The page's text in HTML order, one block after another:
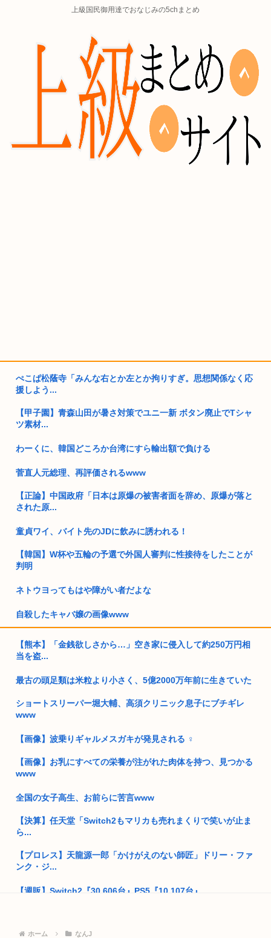
上級国民御用達でおなじみの5chまとめ
ぺこぱ松蔭寺「みんな右とか左とか拘りすぎ。思想関係なく応
援しよう...
【甲子園】青森山田が暑さ対策でユニ一新 ボタン廃止でTシャ
ツ素材...
わーくに、韓国どころか台湾にすら輸出額で負ける
菅直人元総理、再評価されるwww
【正論】中国政府「日本は原爆の被害者面を辞め、原爆が落と
された原...
童貞ワイ、バイト先のJDに飲みに誘われる！
【韓国】W杯や五輪の予選で外国人審判に性接待をしたことが
判明
ネトウヨってもはや障がい者だよな
自殺したキャバ嬢の画像www
も介入は...
「ふ~ん...
れていた
トランプ「結局のところ(次期大統領選で)私たちはJ.D.(バン
ス...
まんさん「20歳でアルファード一括で買える私素敵！」
原爆投下、なぜ広島長崎だったのか？未だに誰も分からない
すぎてフ...
てしまい...
【熊本】「金銭欲しさから…」空き家に侵入して約250万円相
当を盗...
最古の頭足類は米粒より小さく、5億2000万年前に生きていた
ショートスリーパー堀大輔、高須クリニック息子にブチギレ
www
【画像】波乗りギャルメスガキが発見される ‍♀
【画像】お乳にすべての栄養が注がれた肉体を持つ、見つかる
www
全国の女子高生、お前らに苦言www
【決算】任天堂「Switch2もマリカも売れまくりで笑いが止ま
ら...
【プロレス】天龍源一郎「かけがえのない師匠」ドリー・ファ
ンク・ジ...
【週販】Switch2『30,606台』PS5『10,107台』...
ホーム なんJ